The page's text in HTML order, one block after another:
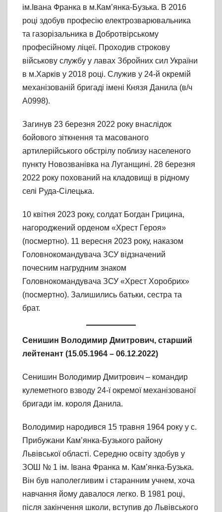
ім.Івана Франка в м.Кам’янка-Бузька. В 2016
році здобув професію електрозварювальника
та газорізальника в Добротвірському
професійному ліцеї. Проходив строкову
військову службу у лавах Збройних сил України
в м.Харків у 2018 році. Служив у 24-й окремій
механізованій бригаді імені Князя Данила (в/ч
А0998).
Загинув 23 березня 2022 року внаслідок
бойового зіткнення та масованого
артилерійського обстрілу поблизу населеного
пункту Новозванівка на Луганщині. 28 березня
2022 року похований на кладовищі в рідному
селі Руда-Сілецька.
10 квітня 2023 року, солдат Богдан Грицина,
нагороджений орденом «Хрест Героя»
(посмертно). 11 вересня 2023 року, наказом
Головнокомандувача ЗСУ відзначений
почесним нагрудним знаком
Головнокомандувача ЗСУ «Хрест Хоробрих»
(посмертно). Залишились батьки, сестра та
брат.
Сенишин Володимир Дмитрович, старший
лейтенант (15.05.1964 – 06.12.2022)
Сенишин Володимир Дмитрович – командир
кулеметного взводу 24-ї окремої механізованої
бригади ім. короля Данила.
Володимир народився 15 травня 1964 року у с.
Прибужани Кам’янка-Бузького району
Львівської області. Середню освіту здобув у
ЗОШ № 1 ім. Івана Франка м. Кам’янка-Бузька.
Він був наполегливим і старанним учнем, хоча
навчання йому давалося легко. В 1981 році,
після закінчення школи, вступив до Львівського